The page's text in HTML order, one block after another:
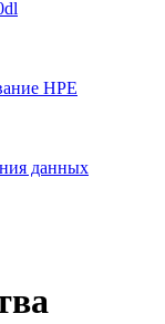
HPE
данных